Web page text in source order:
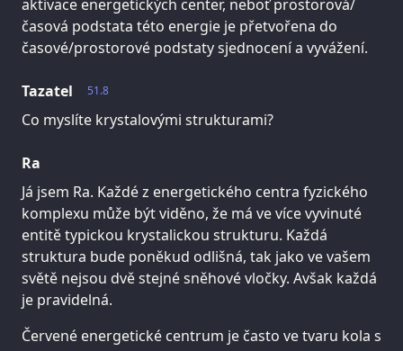
aktivace energetických center, neboť prostorová/
časová podstata této energie je přetvořena do
časové/prostorové podstaty sjednocení a vyvážení.
51.8
Tazatel
Co myslíte krystalovými strukturami?
Ra
Já jsem Ra. Každé z energetického centra fyzického
komplexu může být viděno, že má ve více vyvinuté
entitě typickou krystalickou strukturu. Každá
struktura bude poněkud odlišná, tak jako ve vašem
světě nejsou dvě stejné sněhové vločky. Avšak každá
je pravidelná.
Červené energetické centrum je často ve tvaru kola s